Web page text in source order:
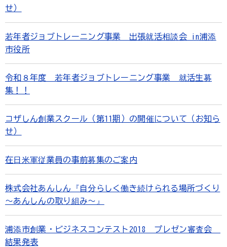
せ）
若年者ジョブトレーニング事業 出張就活相談会 in浦添
市役所
令和８年度 若年者ジョブトレーニング事業 就活生募
集！！
コザしん創業スクール（第11期）の開催について（お知ら
せ）
在日米軍従業員の事前募集のご案内
株式会社あんしん『自分らしく働き続けられる場所づくり
～あんしんの取り組み～』
浦添市創業・ビジネスコンテスト2018 プレゼン審査会
結果発表